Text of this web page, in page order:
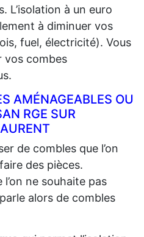
L’isolation à un euro
à diminuer vos
fuel, électricité). Vous
vos combes
AMÉNAGEABLES OU
RGE SUR
de combles que l’on
des pièces.
ne souhaite pas
alors de combles